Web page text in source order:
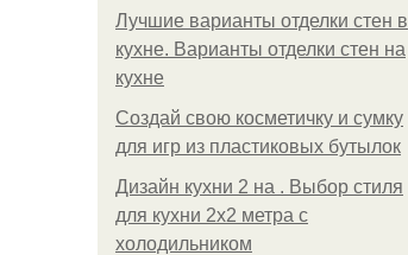
Лучшие варианты отделки стен в
кухне. Варианты отделки стен на
кухне
Создай свою косметичку и сумку
для игр из пластиковых бутылок
Дизайн кухни 2 на . Выбор стиля
для кухни 2х2 метра с
холодильником